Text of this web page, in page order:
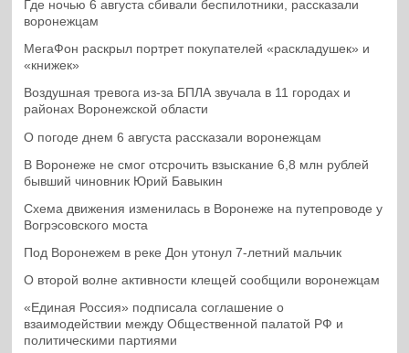
Где ночью 6 августа сбивали беспилотники, рассказали
воронежцам
МегаФон раскрыл портрет покупателей «раскладушек» и
«книжек»
Воздушная тревога из-за БПЛА звучала в 11 городах и
районах Воронежской области
О погоде днем 6 августа рассказали воронежцам
В Воронеже не смог отсрочить взыскание 6,8 млн рублей
бывший чиновник Юрий Бавыкин
Схема движения изменилась в Воронеже на путепроводе у
Вогрэсовского моста
Под Воронежем в реке Дон утонул 7-летний мальчик
О второй волне активности клещей сообщили воронежцам
«Единая Россия» подписала соглашение о
взаимодействии между Общественной палатой РФ и
политическими партиями